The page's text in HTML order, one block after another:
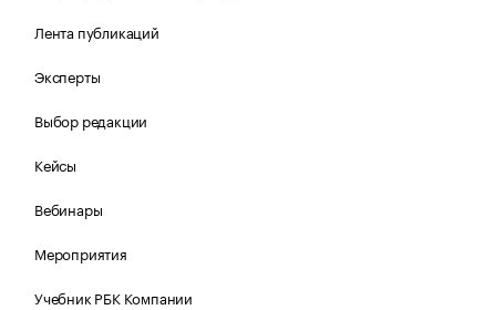
Лента публикаций
Эксперты
Выбор редакции
Кейсы
Вебинары
Мероприятия
Учебник РБК Компании